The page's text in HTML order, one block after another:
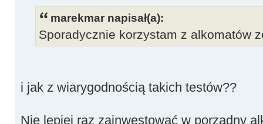
marekmar napisał(a):
Sporadycznie korzystam z alkomatów
i jak z wiarygodnością takich testów??
Nie lepiej raz zainwestować w porządny